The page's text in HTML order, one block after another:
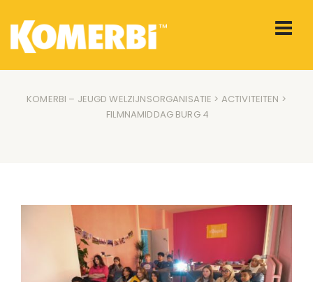
KOMERBI – JEUGD WELZIJNSORGANISATIE > ACTIVITEITEN >
FILMNAMIDDAG BURG 4